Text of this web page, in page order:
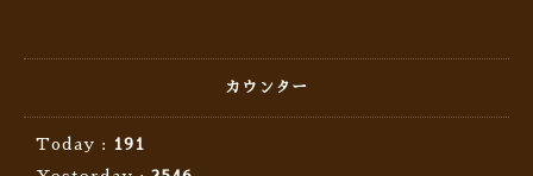
カウンター
Today :
191